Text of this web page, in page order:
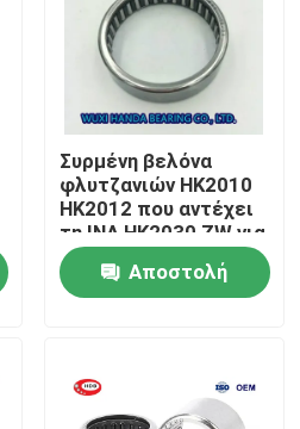
Συρμένη βελόνα
φλυτζανιών HK2010
HK2012 που αντέχει
τη INA HK2030 ZW για
τα υφαντικά
μηχανήματαΑποστολή